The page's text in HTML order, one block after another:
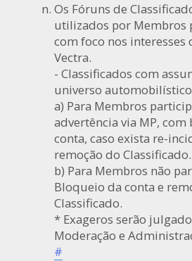
Os Fóruns de
utilizados por Membros
com foco nos interesses
Vectra.
- Classificados com
universo
a) Para Membros
advertência via MP,
conta, caso exista re-
remoção do Classificado.
b) Para Membros não
Bloqueio da conta e
Classificado.
* Exageros serão
Moderação e
#